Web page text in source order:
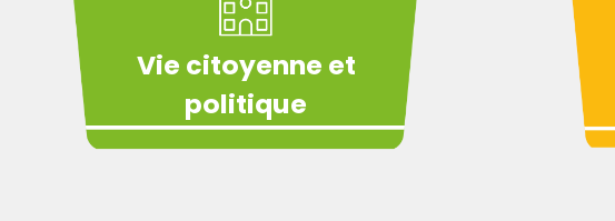
Vie citoyenne et
politique